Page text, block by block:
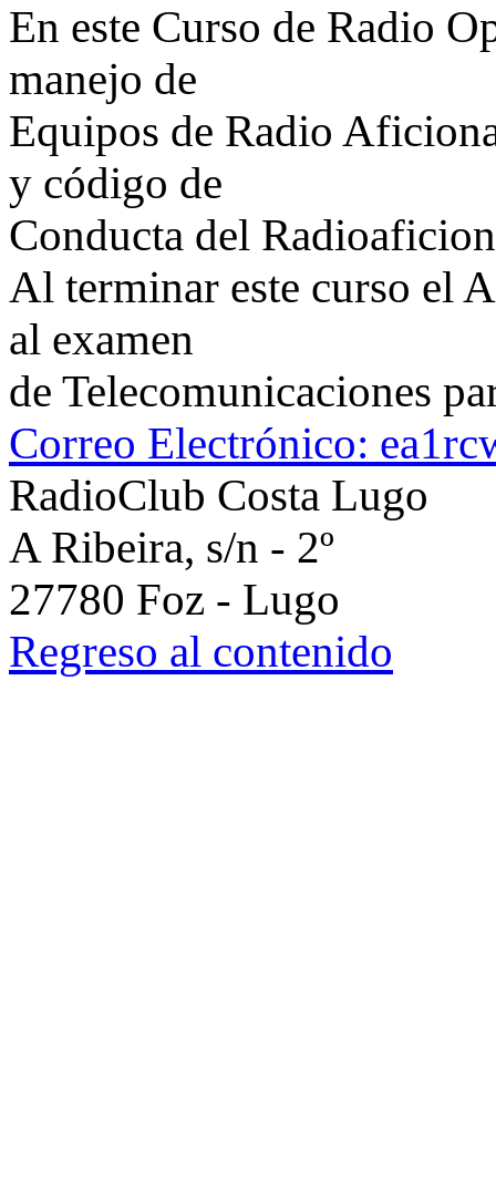
En este Curso de Radio
manejo de
Equipos de Radio
y código de
Conducta del
Al terminar este curso el
al examen
de Telecomunicaciones
Correo Electrónico:
RadioClub Costa Lugo
A Ribeira, s/n - 2º
27780 Foz - Lugo
Regreso al contenido